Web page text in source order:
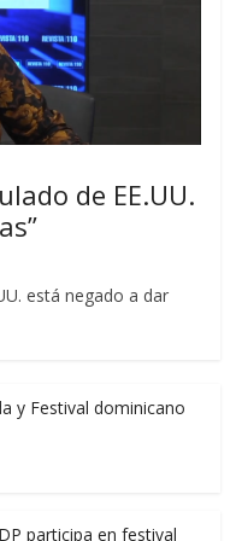
de EE.UU.
está negado a dar
y Festival dominicano
participa en festival